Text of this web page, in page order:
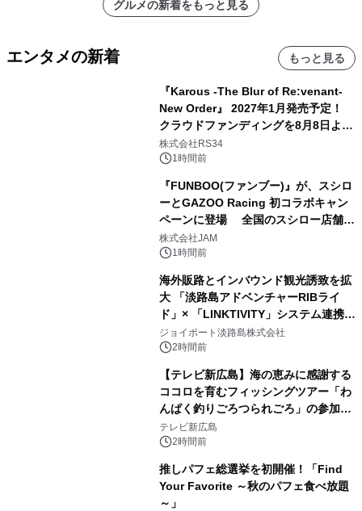
グルメの新着をもっと見る
エンタメの新着 もっと見る
『Karous -The Blur of Re:venant-
New Order』 2027年1月発売予定！
クラウドファンディングを8月8日より
開始
株式会社RS34
1時間前
『FUNBOO(ファンブー)』が、スシロ
ーとGAZOO Racing 初コラボキャン
ペーンに登場 全国のスシロー店舗で
GR 4車種の FUNBOO(ミニカー)付き
メニューが展開されます
株式会社JAM
1時間前
海外販路とインバウンド観光誘致を拡
大 「淡路島アドベンチャーRIBライ
ド」× 「LINKTIVITY」システム連携を
開始！
ジョイポート淡路島株式会社
2時間前
【テレビ新広島】海の恵みに感謝する
ココロを育むフィッシングツアー「わ
んぱく釣りごろつられごろ」の参加小
学生を募集
テレビ新広島
2時間前
推しパフェ総選挙を初開催！「Find
Your Favorite ～秋のパフェ食べ放題
～」